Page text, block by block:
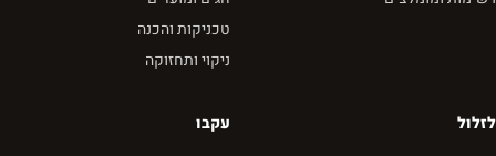
טכניקות והכנה
ניקוי ותחזוקה
לזלול
עקבו